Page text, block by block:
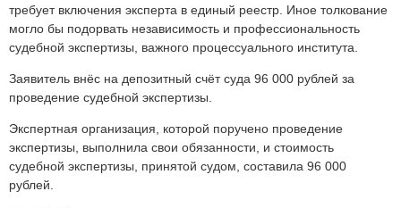
требует включения эксперта в единый реестр. Иное толкование
могло бы подорвать независимость и профессиональность
судебной экспертизы, важного процессуального института.
Заявитель внёс на депозитный счёт суда 96 000 рублей за
проведение судебной экспертизы.
Экспертная организация, которой поручено проведение
экспертизы, выполнила свои обязанности, и стоимость
судебной экспертизы, принятой судом, составила 96 000
рублей.